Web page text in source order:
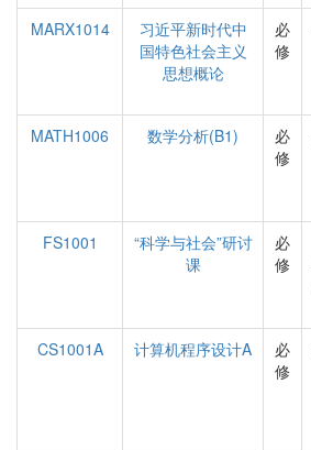
MARX1014
习近平新时代中
国特色社会主义
思想概论
必
修
MATH1006
数学分析(B1)
必
修
FS1001
“科学与社会”研讨
课
必
修
CS1001A
计算机程序设计A
必
修